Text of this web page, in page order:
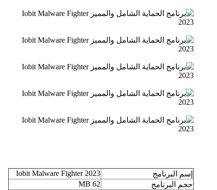
إسم البرنامج
Iobit Malware Fighter 2023
حجم البرنامج
MB 62